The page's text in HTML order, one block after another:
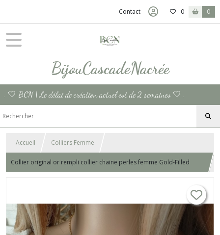
Contact 0 0
BijouCascadeNacrée
. 🤍 BCN | Le délai de création actuel est de 2 semaines 🤍 .
Accueil Colliers Femme
Collier original or rempli collier chaine perles femme Gold-Filled